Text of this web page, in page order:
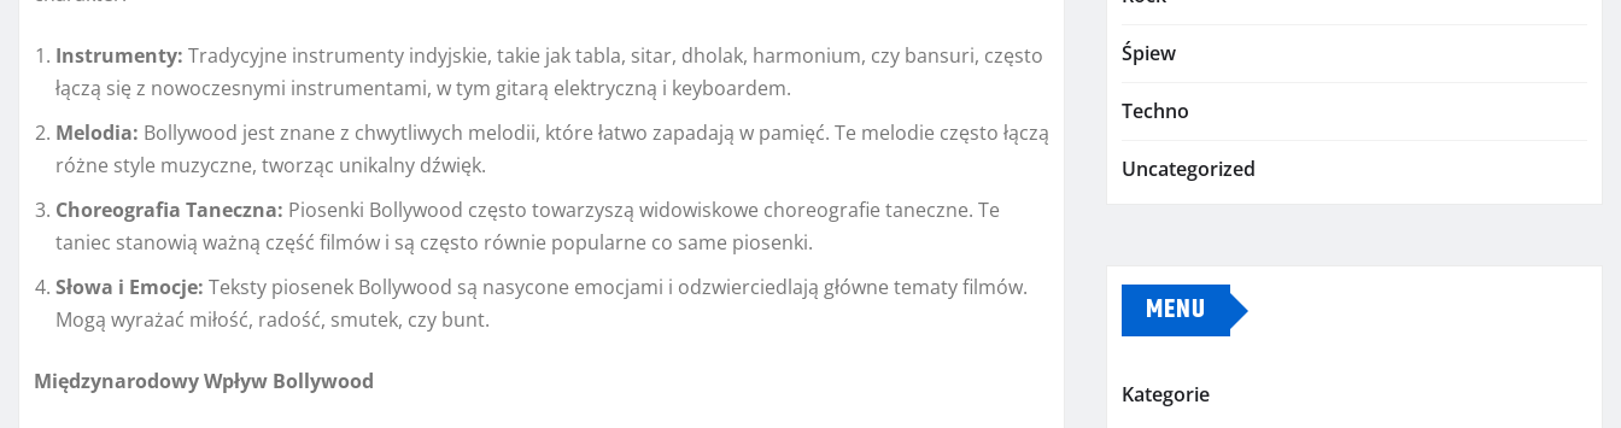
Instrumenty: Tradycyjne instrumenty indyjskie, takie jak tabla, sitar, dholak, harmonium, czy bansuri, często
łączą się z nowoczesnymi instrumentami, w tym gitarą elektryczną i keyboardem.
Melodia: Bollywood jest znane z chwytliwych melodii, które łatwo zapadają w pamięć. Te melodie często łączą
różne style muzyczne, tworząc unikalny dźwięk.
Choreografia Taneczna: Piosenki Bollywood często towarzyszą widowiskowe choreografie taneczne. Te
taniec stanowią ważną część filmów i są często równie popularne co same piosenki.
Słowa i Emocje: Teksty piosenek Bollywood są nasycone emocjami i odzwierciedlają główne tematy filmów.
Mogą wyrażać miłość, radość, smutek, czy bunt.
Międzynarodowy Wpływ Bollywood
Śpiew
Techno
Uncategorized
MENU
Kategorie